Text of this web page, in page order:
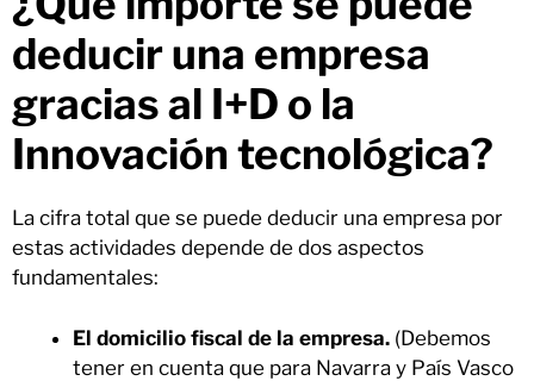
deducir una empresa
gracias al I+D o la
Innovación tecnológica?
La cifra total que se puede deducir una empresa por
estas actividades depende de dos aspectos
fundamentales:
El domicilio fiscal de la empresa. (Debemos
tener en cuenta que para Navarra y País Vasco